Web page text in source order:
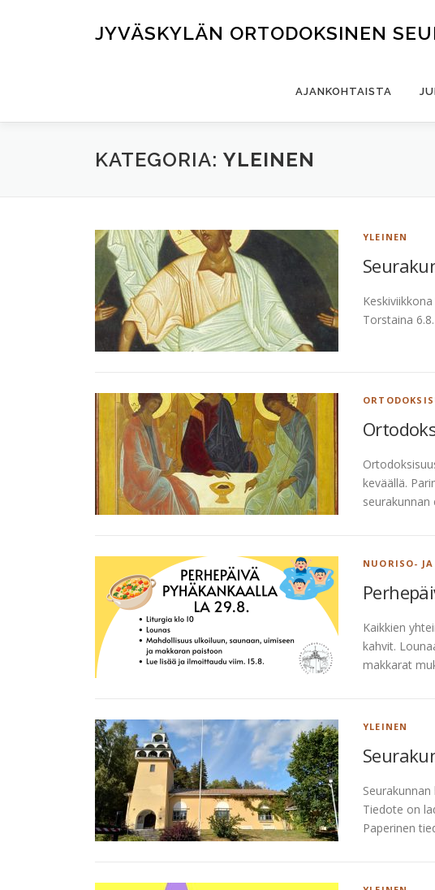
JYVÄSKYLÄN ORTODOKSINEN
AJANKOHTAISTA
KATEGORIA: YLEINEN
YLEINEN
Torstaina
keväällä.
NUORISO- JA
Kaikkien
kahvit.
makkarat
YLEINEN
Tiedote on
Paperinen